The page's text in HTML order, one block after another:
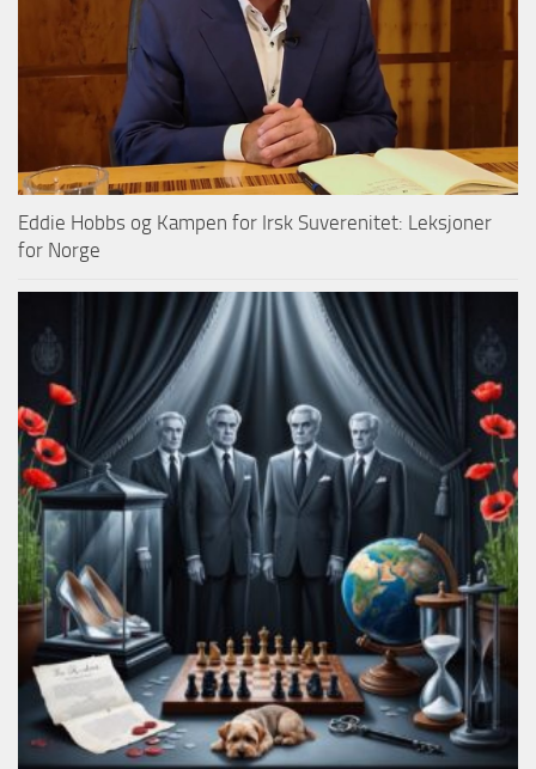
Eddie Hobbs og Kampen for Irsk Suverenitet: Leksjoner
for Norge